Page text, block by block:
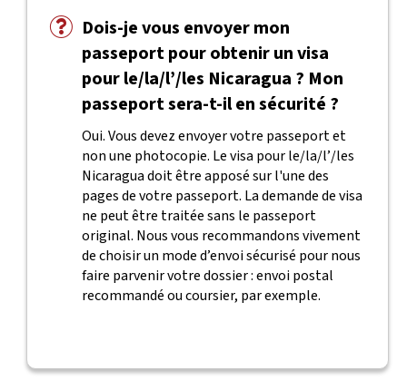
Dois-je vous envoyer mon
passeport pour obtenir un visa
pour le/la/l’/les Nicaragua ? Mon
passeport sera-t-il en sécurité ?
Oui. Vous devez envoyer votre passeport et
non une photocopie. Le visa pour le/la/l’/les
Nicaragua doit être apposé sur l'une des
pages de votre passeport. La demande de visa
ne peut être traitée sans le passeport
original. Nous vous recommandons vivement
de choisir un mode d’envoi sécurisé pour nous
faire parvenir votre dossier : envoi postal
recommandé ou coursier, par exemple.